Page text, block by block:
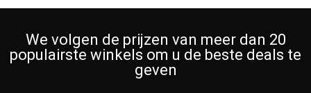
We volgen de prijzen van meer dan 20
populairste winkels om u de beste deals te
geven